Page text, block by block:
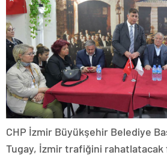
CHP İzmir Büyükşehir Belediye
Tugay, İzmir trafiğini